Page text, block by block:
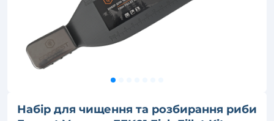
Набір для чищення та розбирання риби